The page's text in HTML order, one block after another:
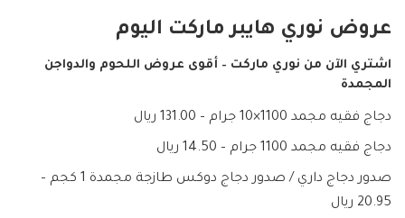
عروض نوري هايبر ماركت اليوم
اشتري الآن من نوري ماركت – أقوى عروض اللحوم والدواجن
المجمدة
دجاج فقيه مجمد 1100×10 جرام – 131.00 ريال
دجاج فقيه مجمد 1100 جرام – 14.50 ريال
صدور دجاج داري / صدور دجاج دوكس طازجة مجمدة 1 كجم –
20.95 ريال